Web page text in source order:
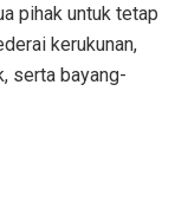
pihak untuk tetap
kerukunan,
serta bayang-